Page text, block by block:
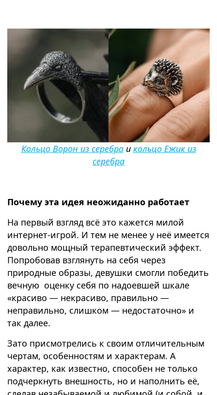
Кольцо Ворон из серебраи кольцо Ежик из
серебра
Почему эта идея неожиданно работает
На первый взгляд всё это кажется милой
интернет-игрой. И тем не менее у неё имеется
довольно мощный терапевтический эффект.
Попробовав взглянуть на себя через
природные образы, девушки смогли победить
вечную оценку себя по надоевшей шкале
«красиво — некрасиво, правильно —
неправильно, слишком — недостаточно» и
так далее.
Зато присмотрелись к своим отличительным
чертам, особенностям и характерам. А
характер, как известно, способен не только
подчеркнуть внешность, но и наполнить её,